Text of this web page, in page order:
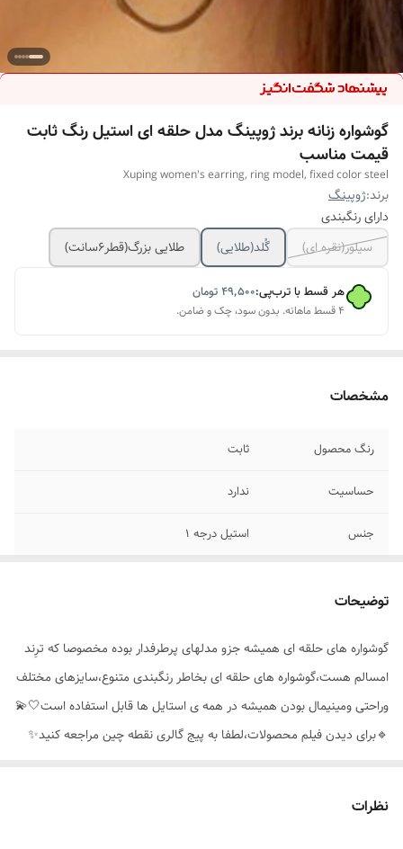
گوشواره زنانه برند ژوپینگ مدل حلقه ای استیل رنگ ثابت
قیمت مناسب
Xuping women's earring, ring model, fixed color steel
برند:ژوپینگ
دارای رنگبندی
سیلور(نقره ای)
گُلد(طلایی) طلایی بزرگ‌(قطر۶سانت)
هر قسط با ترب‌پی:۴۹٬۵۰۰تومان
۴ قسط ماهانه. بدون سود، چک و ضامن.
مشخصات
رنگ محصول ثابت
حساسیت ندارد
جنس استیل درجه ۱
توضیحات
گوشواره های حلقه ای همیشه جزو مدلهای پرطرفدار بوده مخصوصا که ترِند
امسالم هست،گوشواره های حلقه ای بخاطر رنگبندی متنوع،سایزهای مختلف
وراحتی ومینیمال بودن همیشه در همه ی استایل ها قابل استفاده است🤍💫
🔹️برای دیدن فیلم محصولات،لطفا به پیج گالری نقطه چین مراجعه کنید✨️
نظرات